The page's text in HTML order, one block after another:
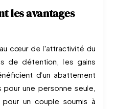
les avantages
cœur de l'attractivité du
de détention, les gains
d'un abattement
une personne seule,
un couple soumis à